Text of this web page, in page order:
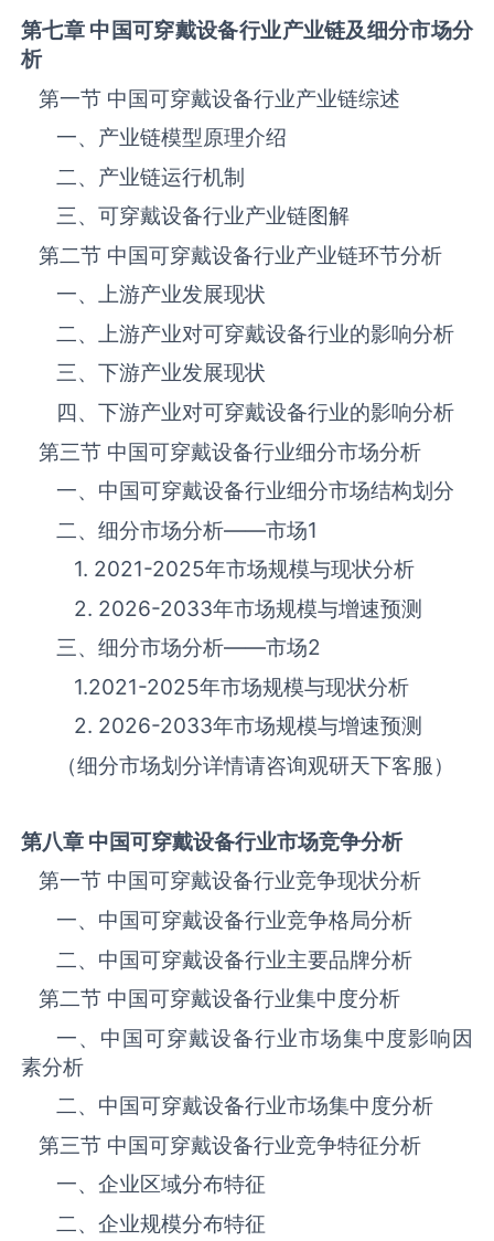
第七章 中国可穿戴设备行业产业链及细分市场分
析
第一节 中国‌‌‌‌‌‌可穿戴设备‌‌‌‌‌‌‌‌‌‌‌‌‌‌‌‌‌‌行业产业链综述
一、产业链模型原理介绍
二、产业链运行机制
三、‌‌‌‌‌‌可穿戴设备‌‌‌‌‌‌‌‌‌‌‌‌‌‌‌‌‌‌行业产业链图解
第二节 中国‌‌‌‌‌‌可穿戴设备‌‌‌‌‌‌‌‌‌‌‌‌‌‌‌‌‌‌行业产业链环节分析
一、上游产业发展现状
二、上游产业对‌‌‌‌‌‌可穿戴设备‌‌‌‌‌‌‌‌‌‌‌‌‌‌‌‌‌‌行业的影响分析
三、下游产业发展现状
四、下游产业对‌‌‌‌‌‌可穿戴设备‌‌‌‌‌‌‌‌‌‌‌‌‌‌‌‌‌‌行业的影响分析
第三节 中国‌‌‌‌‌‌可穿戴设备‌‌‌‌‌‌‌‌‌‌‌‌‌‌‌‌‌‌行业细分市场分析
一、中国‌‌‌‌‌‌可穿戴设备‌‌‌‌‌‌‌‌‌‌‌‌‌‌‌‌‌‌行业细分市场结构划分
二、细分市场分析——市场1
1. 2021-2025年市场规模与现状分析
2. 2026-2033年市场规模与增速预测
三、细分市场分析——市场2
1.2021-2025年市场规模与现状分析
2. 2026-2033年市场规模与增速预测
（细分市场划分详情请咨询观研天下客服）
第八章 中国可穿戴设备行业市场竞争分析
第一节 中国‌‌‌‌‌‌可穿戴设备‌‌‌‌‌‌‌‌‌‌‌‌‌‌‌‌‌‌行业竞争现状分析
一、中国‌‌‌‌‌‌可穿戴设备‌‌‌‌‌‌‌‌‌‌‌‌‌‌‌‌‌‌行业竞争格局分析
二、中国‌‌‌‌‌‌可穿戴设备‌‌‌‌‌‌‌‌‌‌‌‌‌‌‌‌‌‌行业主要品牌分析
第二节 中国‌‌‌‌‌‌可穿戴设备‌‌‌‌‌‌‌‌‌‌‌‌‌‌‌‌‌‌行业集中度分析
一、中国‌‌‌‌‌‌可穿戴设备‌‌‌‌‌‌‌‌‌‌‌‌‌‌‌‌‌‌行业市场集中度影响因
素分析
二、中国‌‌‌‌‌‌可穿戴设备‌‌‌‌‌‌‌‌‌‌‌‌‌‌‌‌‌‌行业市场集中度分析
第三节 中国‌‌‌‌‌‌可穿戴设备‌‌‌‌‌‌‌‌‌‌‌‌‌‌‌‌‌‌行业竞争特征分析
一、企业区域分布特征
二、企业规模分布特征